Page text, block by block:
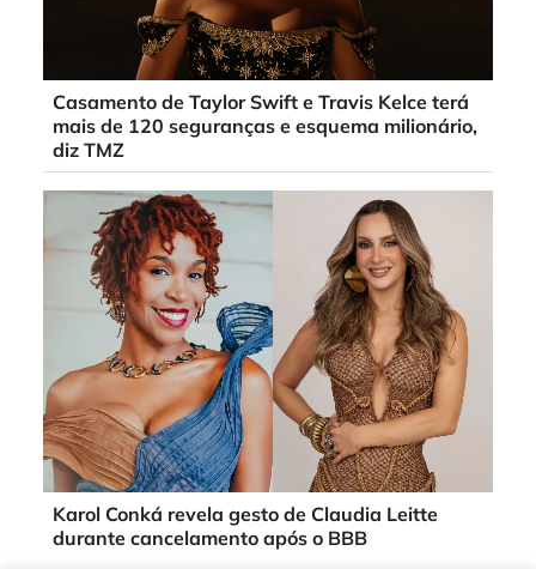
Casamento de Taylor Swift e Travis Kelce terá
mais de 120 seguranças e esquema milionário,
diz TMZ
Karol Conká revela gesto de Claudia Leitte
durante cancelamento após o BBB